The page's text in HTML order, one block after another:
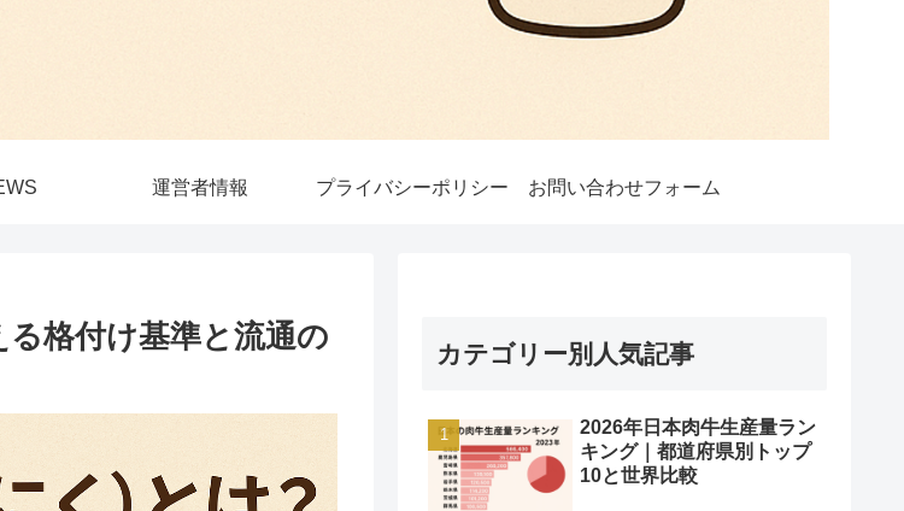
運営者情報 プライバシーポリシー お問い合わせフォーム
格付け基準と流通の
カテゴリー別人気記事
2026年日本肉牛生産量ラン
キング｜都道府県別トップ
10と世界比較